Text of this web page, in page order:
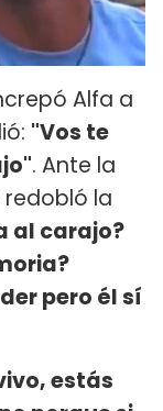
Alfa a
"Vos te
. Ante la
la
al carajo?
pero él sí
estás